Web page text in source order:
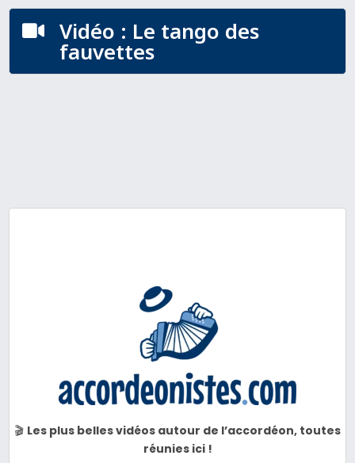
 Vidéo : Le tango des
fauvettes
🎬 Les plus belles vidéos autour de l’accordéon, toutes
réunies ici !